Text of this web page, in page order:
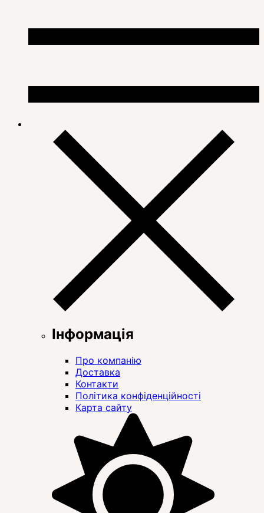
Інформація
Про компанію
Доставка
Контакти
Політика конфіденційності
Карта сайту